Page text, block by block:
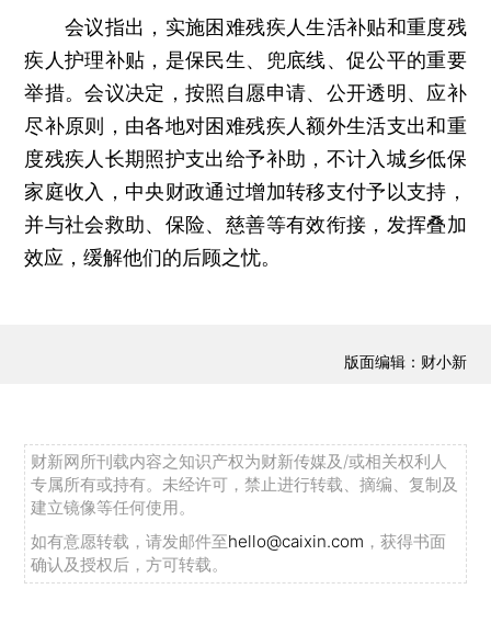
会议指出，实施困难残疾人生活补贴和重度残
疾人护理补贴，是保民生、兜底线、促公平的重要
举措。会议决定，按照自愿申请、公开透明、应补
尽补原则，由各地对困难残疾人额外生活支出和重
度残疾人长期照护支出给予补助，不计入城乡低保
家庭收入，中央财政通过增加转移支付予以支持，
并与社会救助、保险、慈善等有效衔接，发挥叠加
效应，缓解他们的后顾之忧。
版面编辑：财小新
财新网所刊载内容之知识产权为财新传媒及/或相关权利人
专属所有或持有。未经许可，禁止进行转载、摘编、复制及
建立镜像等任何使用。
如有意愿转载，请发邮件至hello@caixin.com ，获得书面
确认及授权后，方可转载。